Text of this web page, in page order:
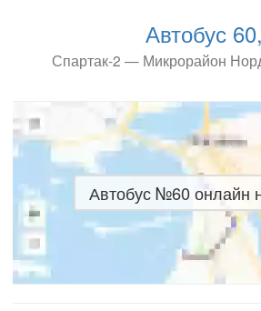
Автобус 60,
Спартак-2 — Микрорайон
Автобус №60 онлайн